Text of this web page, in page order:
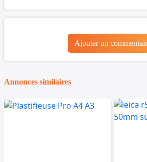
Ajouter un
Annonces similaires